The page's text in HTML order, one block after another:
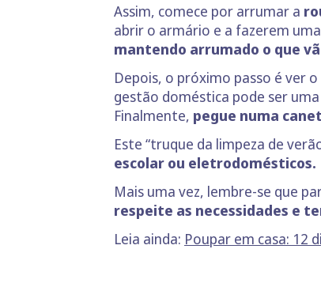
Assim, comece por arrumar a
abrir o armário e a fazerem
mantendo arrumado o que
Depois, o próximo passo é ver
gestão doméstica pode ser
Finalmente, pegue numa
Este “truque da limpeza de
escolar ou eletrodomésticos.
Mais uma vez, lembre-se que
respeite as necessidades e
Leia ainda: Poupar em casa: 12